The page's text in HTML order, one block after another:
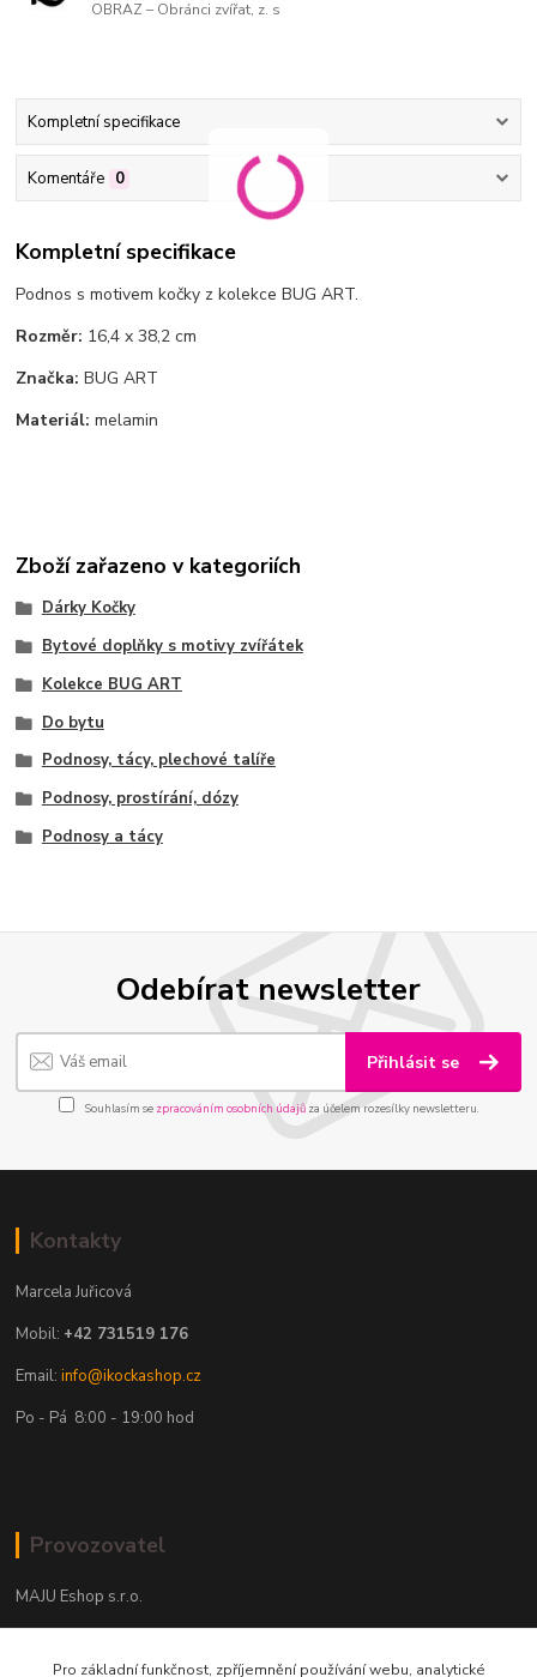
OBRAZ – Obránci zvířat, z. s
Kompletní specifikace
Komentáře 0
Kompletní specifikace
Podnos s motivem kočky z kolekce BUG ART.
Rozměr: 16,4 x 38,2 cm
Značka: BUG ART
Materiál:melamin
Zboží zařazeno v kategoriích
Dárky Kočky
Bytové doplňky s motivy zvířátek
Kolekce BUG ART
Do bytu
Podnosy, tácy, plechové talíře
Podnosy, prostírání, dózy
Podnosy a tácy
Odebírat newsletter
Přihlásit se
Souhlasím se zpracováním osobních údajůza účelem rozesílky newsletteru.
Kontakty
Marcela Juřicová
Mobil: +42 731519 176
Email:info@ikockashop.cz
Po - Pá 8:00 - 19:00 hod
Provozovatel
MAJU Eshop s.r.o.
Pro základní funkčnost, zpříjemnění používání webu, analytické